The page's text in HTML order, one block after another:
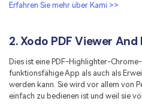
Erfahren Sie mehr über Kami >>
2. Xodo PDF Viewer
Dies ist eine PDF-Highlighter-
funktionsfähige App als auch als
werden kann. Sie wird vor allem von
einfach zu bedienen ist und weil sie